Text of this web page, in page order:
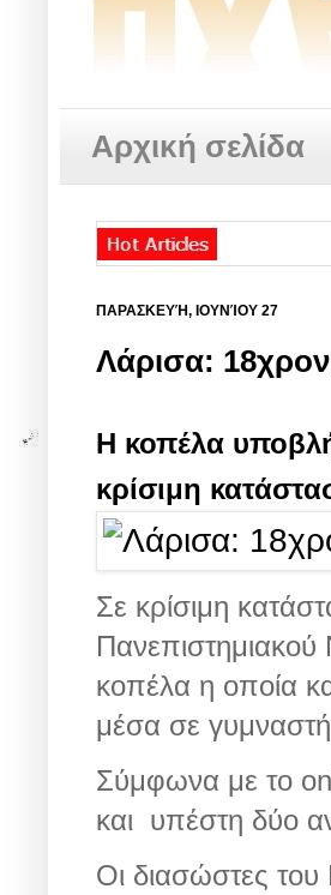
Αρχική σελίδα
ΠΑΡΑΣΚΕΥΉ, ΙΟΥΝΊΟΥ 27
Λάρισα:
Η κοπέλα
κρίσιμη
Σε κρίσιμη
Πανεπιστημιακού
κοπέλα η οποία
μέσα σε
Σύμφωνα με το
και υπέστη δύο
Οι διασώστες